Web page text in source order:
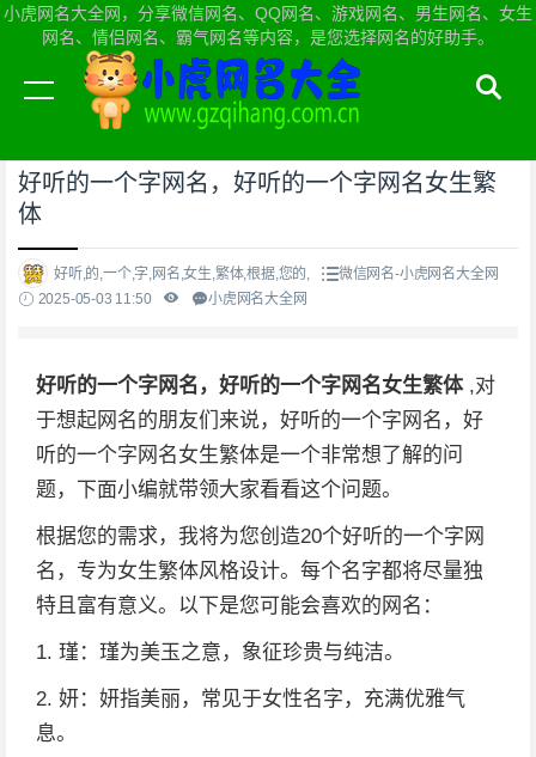
小虎网名大全网，分享微信网名、QQ网名、游戏网名、男生网名、女生
网名、情侣网名、霸气网名等内容，是您选择网名的好助手。
当前位置：小虎网名大全网首页>微信网名
好听的一个字网名，好听的一个字网名女生繁
体
好听,的,一个,字,网名,女生,繁体,根据,您的,
微信网名-小虎网名大全网
2025-05-03 11:50
小虎网名大全网
好听的一个字网名，好听的一个字网名女生繁体 ,对
于想起网名的朋友们来说，好听的一个字网名，好
听的一个字网名女生繁体是一个非常想了解的问
题，下面小编就带领大家看看这个问题。
根据您的需求，我将为您创造20个好听的一个字网
名，专为女生繁体风格设计。每个名字都将尽量独
特且富有意义。以下是您可能会喜欢的网名：
1. 瑾：瑾为美玉之意，象征珍贵与纯洁。
2. 妍：妍指美丽，常见于女性名字，充满优雅气
息。